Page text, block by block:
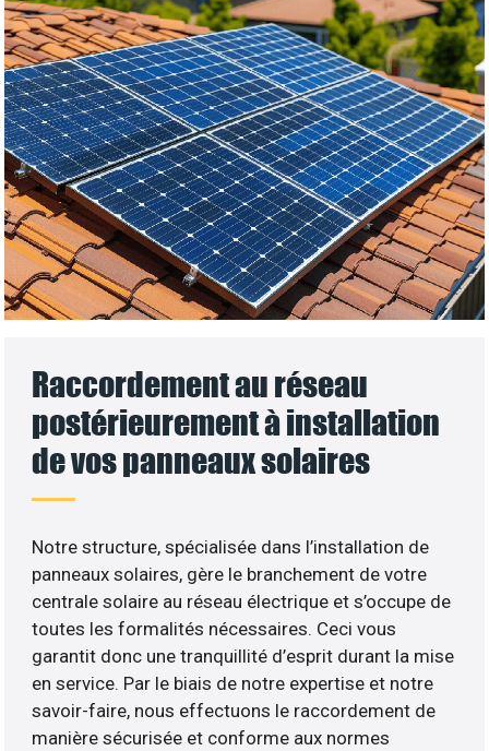
Raccordement au réseau
postérieurement à installation
de vos panneaux solaires
Notre structure, spécialisée dans l’installation de
panneaux solaires, gère le branchement de votre
centrale solaire au réseau électrique et s’occupe de
toutes les formalités nécessaires. Ceci vous
garantit donc une tranquillité d’esprit durant la mise
en service. Par le biais de notre expertise et notre
savoir-faire, nous effectuons le raccordement de
manière sécurisée et conforme aux normes